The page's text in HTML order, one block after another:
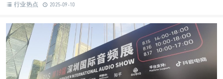
行业热点 2025-09-10